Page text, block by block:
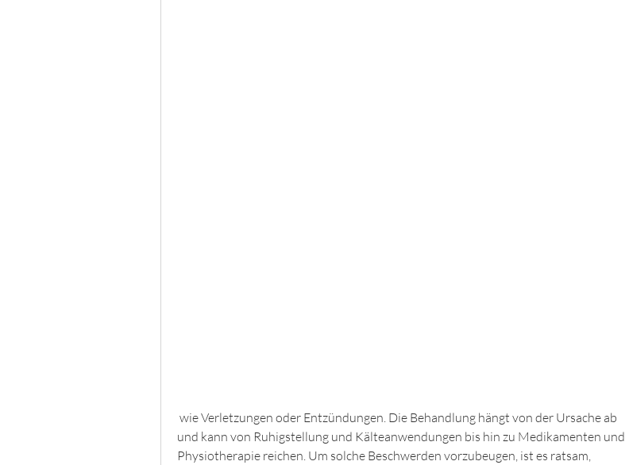
und kann von Ruhigstellung und Kälteanwendungen bis hin zu Medikamenten und
Physiotherapie reichen. Um solche Beschwerden vorzubeugen, ist es ratsam,